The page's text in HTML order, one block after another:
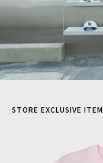
STORE EXCLUSIVE ITEM